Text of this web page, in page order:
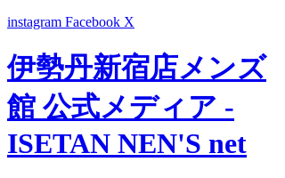
instagram Facebook X
伊勢丹新宿店メンズ
館 公式メディア -
ISETAN NEN'S net